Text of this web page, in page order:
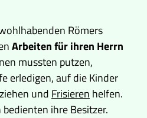
Römers
Arbeiten für ihren Herrn
mussten putzen,
erledigen, auf die Kinder
und Frisieren helfen.
ihre Besitzer.